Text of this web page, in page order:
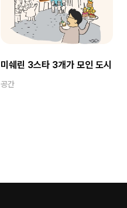
미쉐린 3스타 3개가 모인 도시
공간